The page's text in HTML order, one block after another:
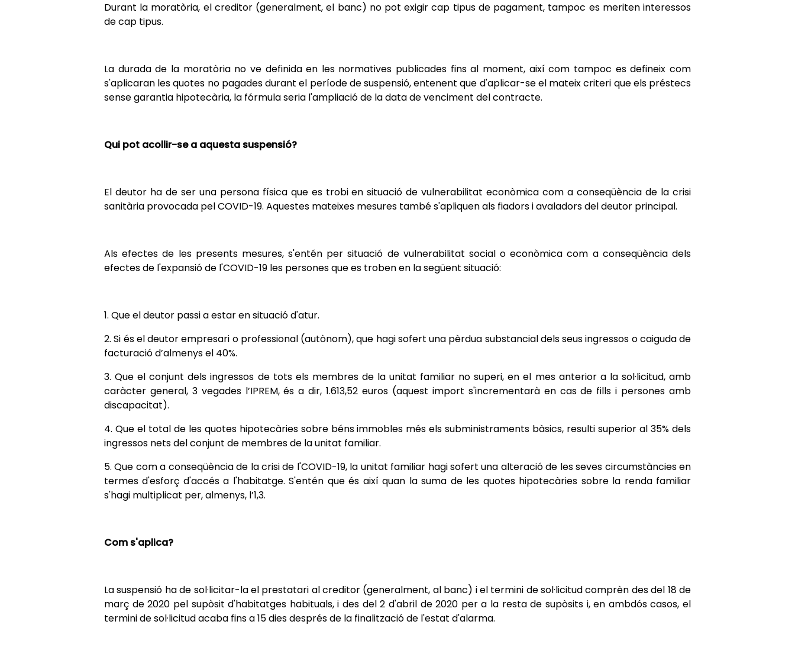
Durant la moratòria, el creditor (generalment, el banc) no pot exigir cap tipus de pagament, tampoc es meriten interessos
de cap tipus.
La durada de la moratòria no ve definida en les normatives publicades fins al moment, així com tampoc es defineix com
s'aplicaran les quotes no pagades durant el període de suspensió, entenent que d'aplicar-se el mateix criteri que els préstecs
sense garantia hipotecària, la fórmula seria l'ampliació de la data de venciment del contracte.
Qui pot acollir-se a aquesta suspensió?
El deutor ha de ser una persona física que es trobi en situació de vulnerabilitat econòmica com a conseqüència de la crisi
sanitària provocada pel COVID-19. Aquestes mateixes mesures també s'apliquen als fiadors i avaladors del deutor principal.
Als efectes de les presents mesures, s'entén per situació de vulnerabilitat social o econòmica com a conseqüència dels
efectes de l'expansió de l'COVID-19 les persones que es troben en la següent situació:
1. Que el deutor passi a estar en situació d'atur.
2. Si és el deutor empresari o professional (autònom), que hagi sofert una pèrdua substancial dels seus ingressos o caiguda de
facturació d’almenys el 40%.
3. Que el conjunt dels ingressos de tots els membres de la unitat familiar no superi, en el mes anterior a la sol·licitud, amb
caràcter general, 3 vegades l’IPREM, és a dir, 1.613,52 euros (aquest import s'incrementarà en cas de fills i persones amb
discapacitat).
4. Que el total de les quotes hipotecàries sobre béns immobles més els subministraments bàsics, resulti superior al 35% dels
ingressos nets del conjunt de membres de la unitat familiar.
5. Que com a conseqüència de la crisi de l'COVID-19, la unitat familiar hagi sofert una alteració de les seves circumstàncies en
termes d'esforç d'accés a l'habitatge. S'entén que és així quan la suma de les quotes hipotecàries sobre la renda familiar
s'hagi multiplicat per, almenys, l’1,3.
Com s'aplica?
La suspensió ha de sol·licitar-la el prestatari al creditor (generalment, al banc) i el termini de sol·licitud comprèn des del 18 de
març de 2020 pel supòsit d'habitatges habituals, i des del 2 d'abril de 2020 per a la resta de supòsits i, en ambdós casos, el
termini de sol·licitud acaba fins a 15 dies després de la finalització de l'estat d'alarma.